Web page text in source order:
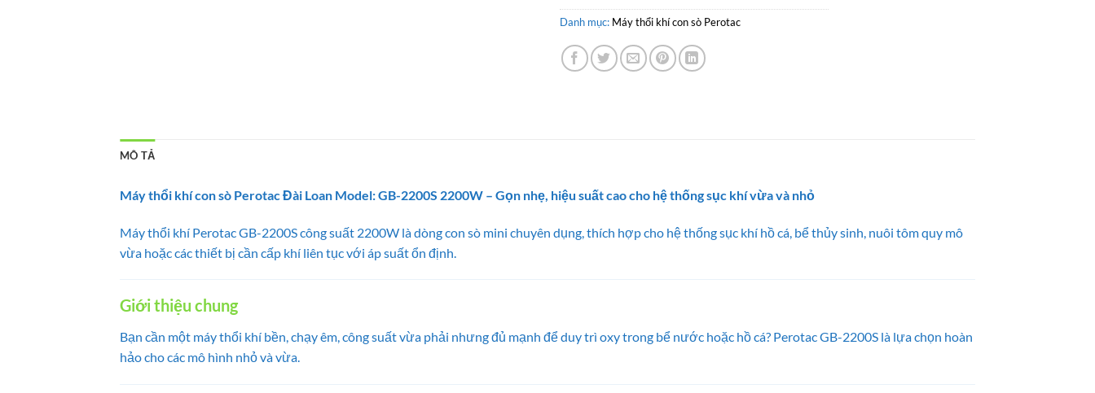
Danh mục: Máy thổi khí con sò Perotac
MÔ TẢ
Máy thổi khí con sò Perotac Đài Loan Model: GB-2200S 2200W – Gọn nhẹ, hiệu suất cao cho hệ thống sục khí vừa và nhỏ
Máy thổi khí Perotac GB-2200S công suất 2200W là dòng con sò mini chuyên dụng, thích hợp cho hệ thống sục khí hồ cá, bể thủy sinh, nuôi tôm quy mô
vừa hoặc các thiết bị cần cấp khí liên tục với áp suất ổn định.
Giới thiệu chung
Bạn cần một máy thổi khí bền, chạy êm, công suất vừa phải nhưng đủ mạnh để duy trì oxy trong bể nước hoặc hồ cá? Perotac GB-2200S là lựa chọn hoàn
hảo cho các mô hình nhỏ và vừa.